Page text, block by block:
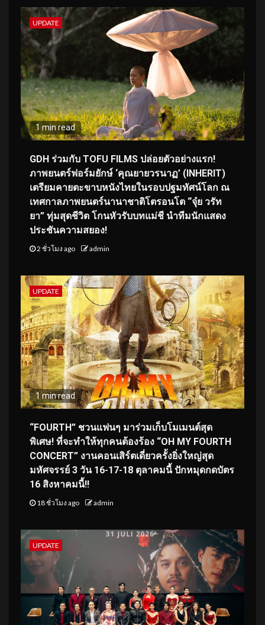
UPDATE
1 min read
GDH ร่วมกับ TOFU FILMS ปล่อยตัวอย่างแรก!
ภาพยนตร์ฟอร์มยักษ์ ‘คุณยายวรนาฏ’ (INHERIT)
เตรียมคายตะขาบหนังไทยในรอบปฐมทัศน์โลก ณ
เทศกาลภาพยนตร์นานาชาติโตรอนโต “จุ๋ย วรัท
ยา” ทุ่มสุดชีวิต โกนหัวรับบทแม่ชี นำทีมนักแสดง
ประชันความสยอง!
2 ชั่วโมง ago admin
UPDATE
1 min read
“FOURTH” ชวนแฟนๆ มาร่วมเก็บโมเมนต์สุด
พิเศษ! ที่จะทำให้ทุกคนต้องร้อง “OH MY FOURTH
CONCERT” งานคอนเสิร์ตเดี่ยวครั้งยิ่งใหญ่สุด
มหัศจรรย์ 3 วัน 16-17-18 ตุลาคมนี้ ปักหมุดกดบัตร
16 สิงหาคมนี้!!
18 ชั่วโมง ago admin
UPDATE